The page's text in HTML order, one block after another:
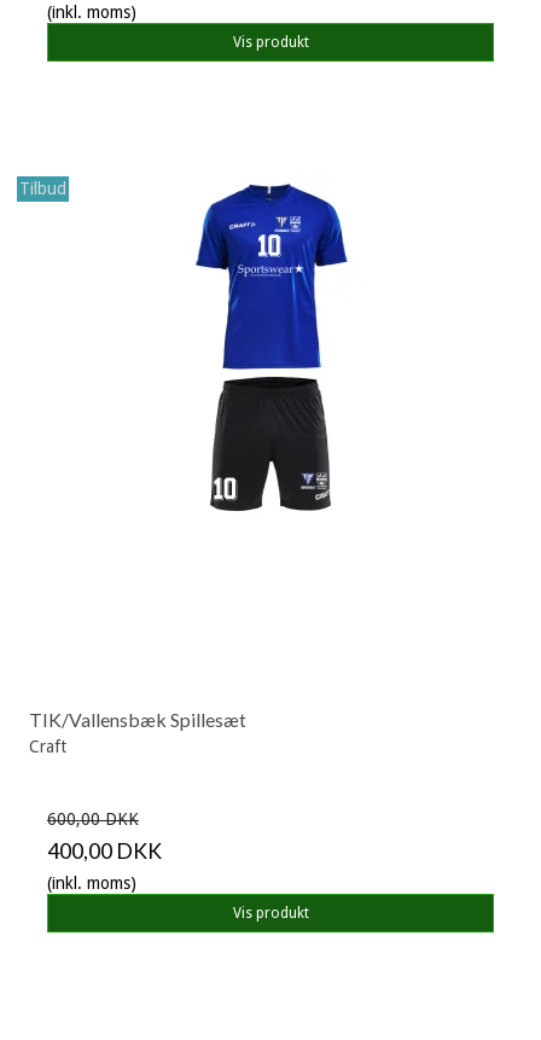
(inkl. moms)
Vis produkt
Tilbud
TIK/Vallensbæk Spillesæt
Craft
600,00 DKK
400,00 DKK
(inkl. moms)
Vis produkt